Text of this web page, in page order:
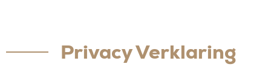
Privacy Verklaring